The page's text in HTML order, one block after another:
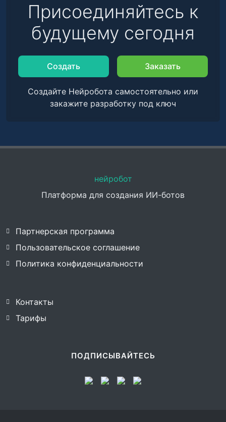
Присоединяйтесь к
будущему сегодня
Создать Заказать
Создайте Нейробота самостоятельно или
закажите разработку под ключ
нейробот
Платформа для создания ИИ-ботов
Партнерская программа
Пользовательское соглашение
Политика конфиденциальности
Контакты
Тарифы
ПОДПИСЫВАЙТЕСЬ